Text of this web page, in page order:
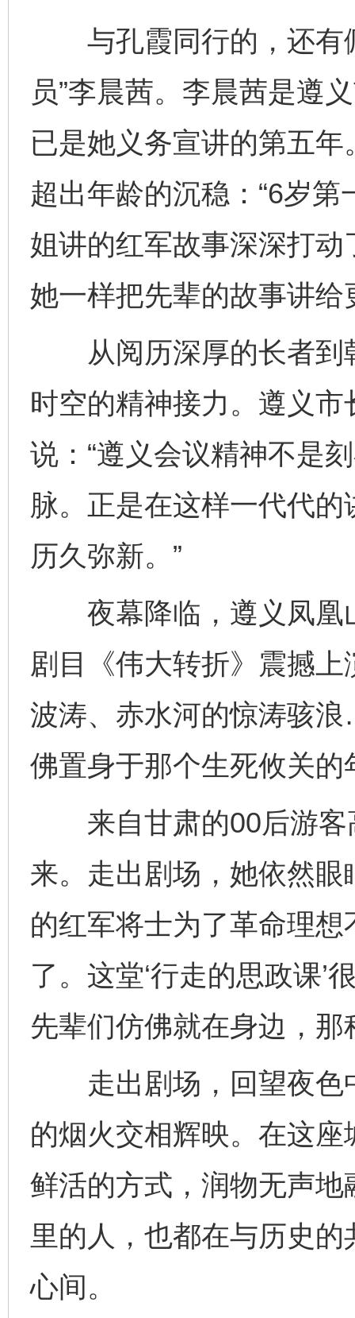
与孔霞同行的，还有
员”李晨茜。李晨茜是遵
已是她义务宣讲的第五
超出年龄的沉稳：“6岁
姐讲的红军故事深深打
她一样把先辈的故事讲给
从阅历深厚的长者到
时空的精神接力。遵义
说：“遵义会议精神不是
脉。正是在这样一代代
历久弥新。”
夜幕降临，遵义凤凰
剧目《伟大转折》震撼
波涛、赤水河的惊涛骇
佛置身于那个生死攸关的
来自甘肃的00后游客
来。走出剧场，她依然
的红军将士为了革命理
了。这堂‘行走的思政课’
先辈们仿佛就在身边，
走出剧场，回望夜色
的烟火交相辉映。在这
鲜活的方式，润物无声
里的人，也都在与历史
心间。